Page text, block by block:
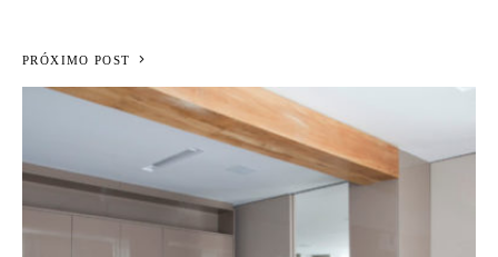
PRÓXIMO POST